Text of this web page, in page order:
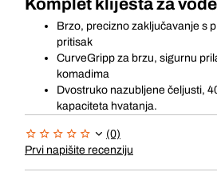
Komplet kliješta za
Brzo, precizno zaključavanje s
pritisak
CurveGripp za brzu, sigurnu
komadima
Dvostruko nazubljene čeljusti,
kapaciteta hvatanja.
(0)
Prvi napišite recenziju